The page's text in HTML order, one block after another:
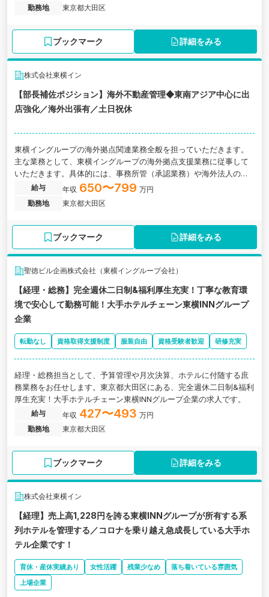
勤務地
東京都大田区
ブックマーク 詳細をみる
株式会社東横イン
【部長補佐ポジション】海外不動産管理◆東南アジア中心に出
店強化／海外出張有／土日祝休
東横イングループの海外拠点関連業務全般を担っていただきます。
主な業務として、東横イングループの海外拠点支援業務に従事して
いただきます。具体的には、事務所管（承認業務）や海外法人の監
査対応、遊休不動産利用の検討・実行、海外訴訟案件対応に関わっ
ていただきます。
給与 年収 650〜799 万円
勤務地
東京都大田区
ブックマーク 詳細をみる
聖徳ビル企画株式会社（東横イングループ会社）
【経理・総務】完全週休二日制&福利厚生充実！丁寧な教育環
境で安心して勤務可能！大手ホテルチェーン東横INNグループ
企業
転勤なし 資格取得支援制度 服装自由 資格受験者歓迎 研修充実
経理・総務担当として、予算管理や月次決算、ホテルに付随する庶
務業務をお任せします。東京都大田区にある、完全週休二日制&福利
厚生充実！大手ホテルチェーン東横INNグループ企業の求人です。
給与 年収 427〜493 万円
勤務地
東京都大田区
ブックマーク 詳細をみる
株式会社東横イン
【経理】売上高1,228円を誇る東横INNグループが所有する系
列ホテルを管理する／コロナを乗り越え急成長している大手ホ
テル企業です！
育休・産休実績あり 女性活躍 残業少なめ
落ち着いている雰囲気
上場企業